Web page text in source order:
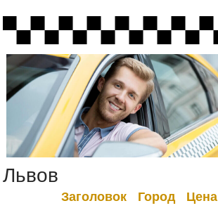
Львов
Заголовок Город Цена